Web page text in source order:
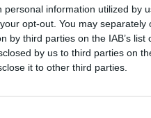
information utilized by
opt-out. You may separately
by third parties on the IAB’s list
by us to third parties on
it to other third parties.